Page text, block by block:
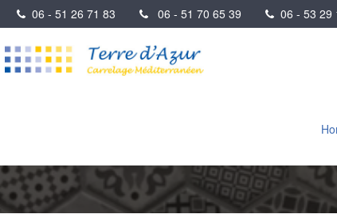
06 - 51 26 71 83 06 - 51 70 65 39 06 - 53 29